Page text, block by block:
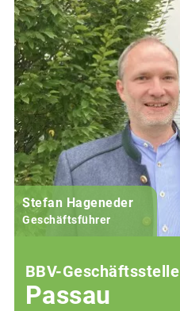
Stefan Hageneder
Geschäftsführer
BBV-Geschäftsstelle
Passau